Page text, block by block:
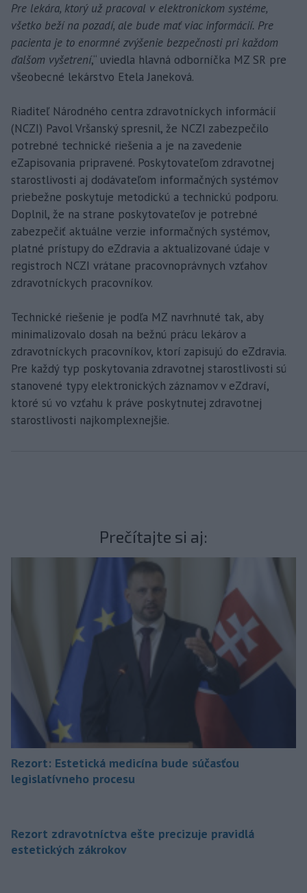
Pre lekára, ktorý už pracoval v elektronickom systéme,
všetko beží na pozadí, ale bude mať viac informácií. Pre
pacienta je to enormné zvýšenie bezpečnosti pri každom
ďalšom vyšetrení,“ uviedla hlavná odborníčka MZ SR pre
všeobecné lekárstvo Etela Janeková.
Riaditeľ Národného centra zdravotníckych informácií
(NCZI) Pavol Vršanský spresnil, že NCZI zabezpečilo
potrebné technické riešenia a je na zavedenie
eZapisovania pripravené. Poskytovateľom zdravotnej
starostlivosti aj dodávateľom informačných systémov
priebežne poskytuje metodickú a technickú podporu.
Doplnil, že na strane poskytovateľov je potrebné
zabezpečiť aktuálne verzie informačných systémov,
platné prístupy do eZdravia a aktualizované údaje v
registroch NCZI vrátane pracovnoprávnych vzťahov
zdravotníckych pracovníkov.
Technické riešenie je podľa MZ navrhnuté tak, aby
minimalizovalo dosah na bežnú prácu lekárov a
zdravotníckych pracovníkov, ktorí zapisujú do eZdravia.
Pre každý typ poskytovania zdravotnej starostlivosti sú
stanovené typy elektronických záznamov v eZdraví,
ktoré sú vo vzťahu k práve poskytnutej zdravotnej
starostlivosti najkomplexnejšie.
Prečítajte si aj:
Rezort: Estetická medicína bude súčasťou
legislatívneho procesu
Rezort zdravotníctva ešte precizuje pravidlá
estetických zákrokov